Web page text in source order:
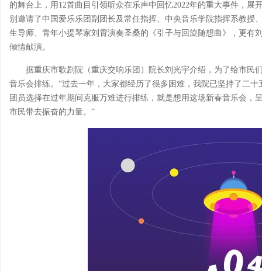
的舞台上，用12首曲目引领听众在乐声中回忆2022年的重大事件，展
别邀请了中国爱乐乐团副团长及常任指挥、中央音乐学院指挥系教授
生导师、青年小提琴家刘霄演奏圣桑的《引子与回旋随想曲》，更有
倾情献演。
据重庆市歌剧院（重庆交响乐团）院长刘光宇介绍，为了给市民
音乐会排练。“过去一年，大家都经历了很多困难，我院已坚持了二
团员选择在过年期间克服万难进行排练，就是想用这场新春音乐会，
市民带去振奋的力量。”